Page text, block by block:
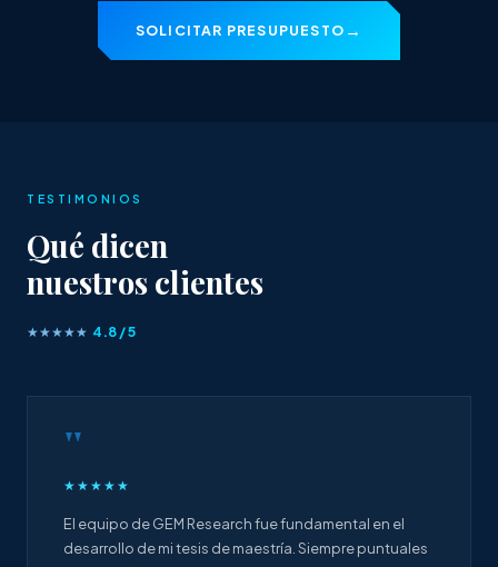
SOLICITAR PRESUPUESTO
TESTIMONIOS
Qué dicen
nuestros clientes
★★★★★ 4.8 / 5
"
★★★★★
El equipo de GEM Research fue fundamental en el
desarrollo de mi tesis de maestría. Siempre puntuales